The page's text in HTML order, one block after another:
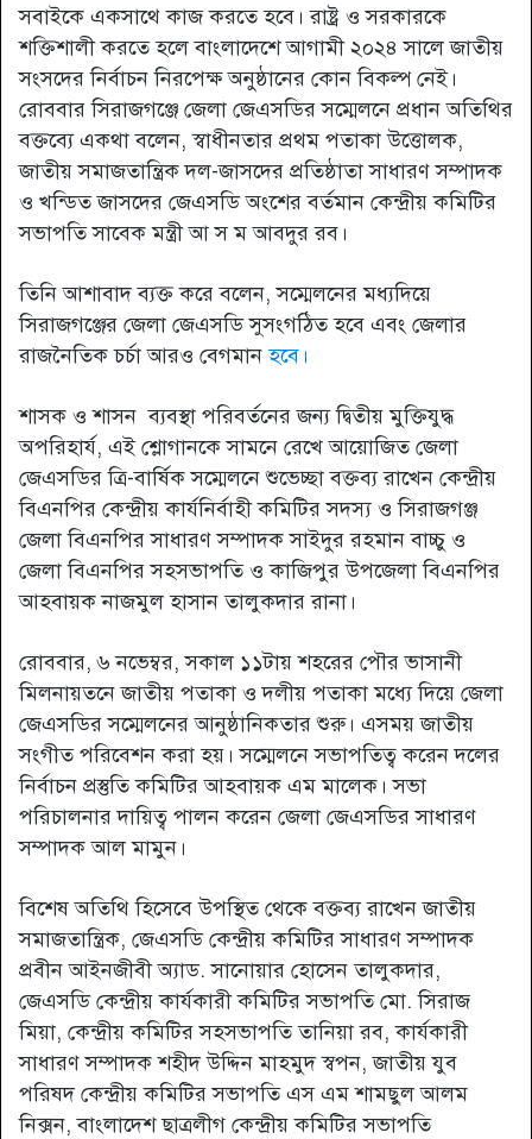
সবাইকে একসাথে কাজ করতে হবে। রাষ্ট্র ও সরকারকে
শক্তিশালী করতে হলে বাংলাদেশে আগামী ২০২৪ সালে জাতীয়
সংসদের নির্বাচন নিরপেক্ষ অনুষ্ঠানের কোন বিকল্প নেই।
রোববার সিরাজগঞ্জে জেলা জেএসডির সম্মেলনে প্রধান অতিথির
বক্তব্যে একথা বলেন, স্বাধীনতার প্রথম পতাকা উত্তোলক,
জাতীয় সমাজতান্ত্রিক দল-জাসদের প্রতিষ্ঠাতা সাধারণ সম্পাদক
ও খন্ডিত জাসদের জেএসডি অংশের বর্তমান কেন্দ্রীয় কমিটির
সভাপতি সাবেক মন্ত্রী আ স ম আবদুর রব।
তিনি আশাবাদ ব্যক্ত করে বলেন, সম্মেলনের মধ্যদিয়ে
সিরাজগঞ্জের জেলা জেএসডি সুসংগঠিত হবে এবং জেলার
রাজনৈতিক চর্চা আরও বেগমানহবে।
শাসক ও শাসন ব্যবস্থা পরিবর্তনের জন্য দ্বিতীয় মুক্তিযুদ্ধ
অপরিহার্য, এই শ্লোগানকে সামনে রেখে আয়োজিত জেলা
জেএসডির ত্রি-বার্ষিক সম্মেলনে শুভেচ্ছা বক্তব্য রাখেন কেন্দ্রীয়
বিএনপির কেন্দ্রীয় কার্যনির্বাহী কমিটির সদস্য ও সিরাজগঞ্জ
জেলা বিএনপির সাধারণ সম্পাদক সাইদুর রহমান বাচ্চু ও
জেলা বিএনপির সহসভাপতি ও কাজিপুর উপজেলা বিএনপির
আহবায়ক নাজমুল হাসান তালুকদার রানা।
রোববার, ৬ নভেম্বর, সকাল ১১টায় শহরের পৌর ভাসানী
মিলনায়তনে জাতীয় পতাকা ও দলীয় পতাকা মধ্যে দিয়ে জেলা
জেএসডির সম্মেলনের আনুষ্ঠানিকতার শুরু। এসময় জাতীয়
সংগীত পরিবেশন করা হয়। সম্মেলনে সভাপতিত্ব করেন দলের
নির্বাচন প্রস্তুতি কমিটির আহবায়ক এম মালেক। সভা
পরিচালনার দায়িত্ব পালন করেন জেলা জেএসডির সাধারণ
সম্পাদক আল মামুন।
বিশেষ অতিথি হিসেবে উপস্থিত থেকে বক্তব্য রাখেন জাতীয়
সমাজতান্ত্রিক, জেএসডি কেন্দ্রীয় কমিটির সাধারণ সম্পাদক
প্রবীন আইনজীবী অ্যাড. সানোয়ার হোসেন তালুকদার,
জেএসডি কেন্দ্রীয় কার্যকারী কমিটির সভাপতি মো. সিরাজ
মিয়া, কেন্দ্রীয় কমিটির সহসভাপতি তানিয়া রব, কার্যকারী
সাধারণ সম্পাদক শহীদ উদ্দিন মাহমুদ স্বপন, জাতীয় যুব
পরিষদ কেন্দ্রীয় কমিটির সভাপতি এস এম শামছুল আলম
নিক্সন, বাংলাদেশ ছাত্রলীগ কেন্দ্রীয় কমিটির সভাপতি